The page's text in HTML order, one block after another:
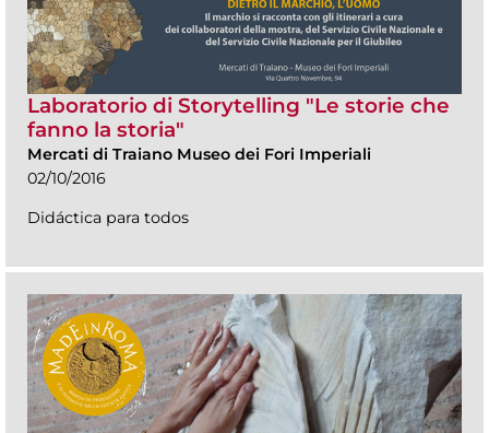
Laboratorio di Storytelling "Le storie che
fanno la storia"
Mercati di Traiano Museo dei Fori Imperiali
02/10/2016
Didáctica para todos